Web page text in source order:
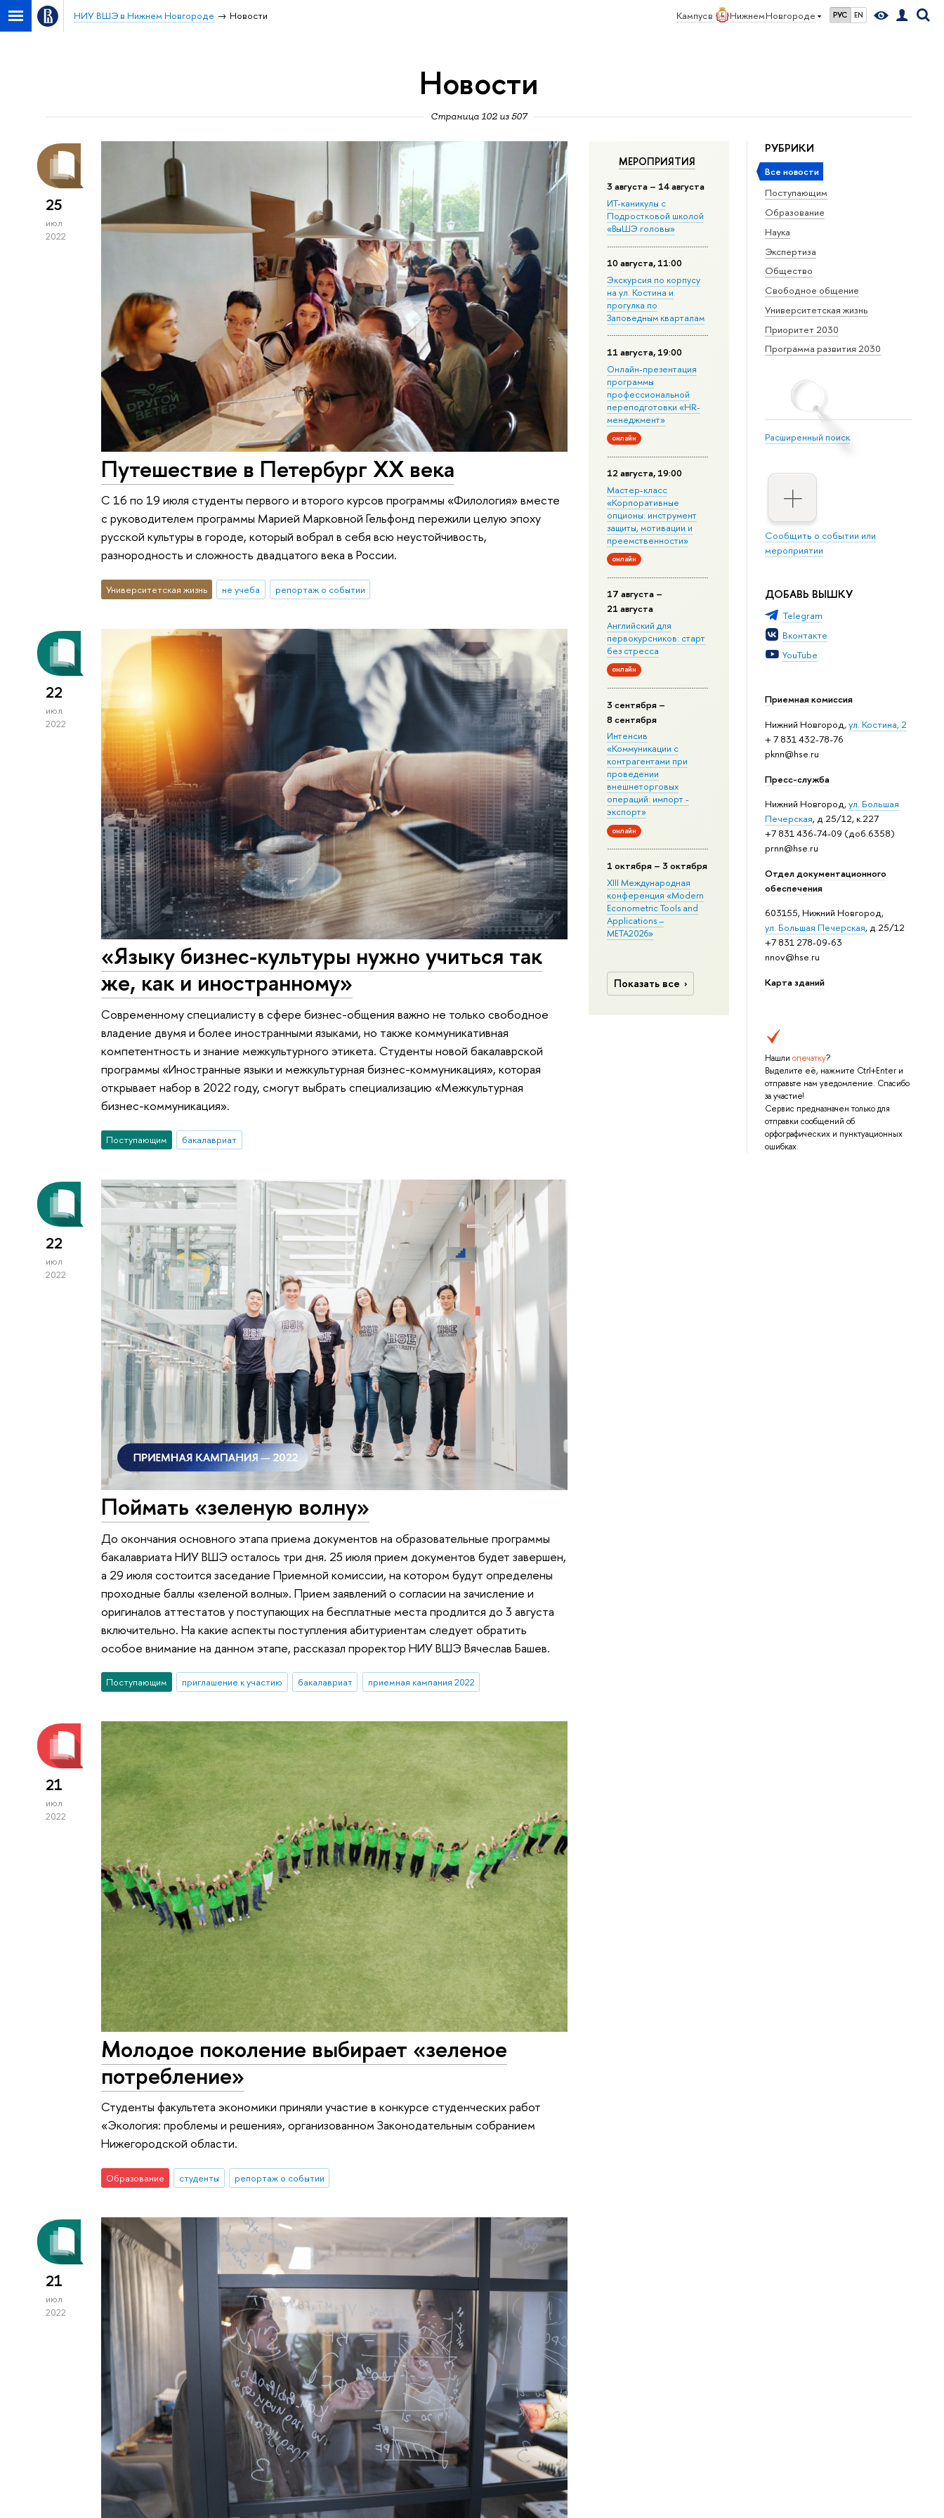
Кампус в Нижнем Новгороде РУС EN
НИУ ВШЭ в Нижнем Новгороде Новости
Новости
Страница 102 из 507
РУБРИКИ
Все новости
Поступающим
Образование
Наука
Экспертиза
Общество
Свободное общение
Университетская жизнь
Приоритет 2030
Программа развития 2030
Расширенный поиск
Сообщить о событии или
мероприятии
ДОБАВЬ ВЫШКУ
Telegram
Вконтакте
YouTube
Приемная комиссия
Нижний Новгород,ул. Костина, 2
+ 7 831 432-78-76
pknn@hse.ru
Пресс-служба
Нижний Новгород,ул. Большая
Печерская, д.25/12, к.227
+7 831 436-74-09 (доб.6358)
prnn@hse.ru
Отдел документационного
обеспечения
603155, Нижний Новгород,
ул. Большая Печерская, д.25/12
+7 831 278-09-63
nnov@hse.ru
Карта зданий
Нашли опечатку?
Выделите её, нажмите Ctrl+Enter и
отправьте нам уведомление. Спасибо
за участие!
Сервис предназначен только для
отправки сообщений об
орфографических и пунктуационных
ошибках.
МЕРОПРИЯТИЯ
3 августа – 14 августа
ИТ-каникулы с
Подростковой школой
«ВыШЭ головы»
10 августа, 11:00
Экскурсия по корпусу
на ул. Костина и
прогулка по
Заповедным кварталам
11 августа, 19:00
Онлайн-презентация
программы
профессиональной
переподготовки «HR-
менеджмент»
онлайн
12 августа, 19:00
Мастер-класс
«Корпоративные
опционы: инструмент
защиты, мотивации и
преемственности»
онлайн
17 августа –
21 августа
Английский для
первокурсников: старт
без стресса
онлайн
3 сентября –
8 сентября
Интенсив
«Коммуникации с
контрагентами при
проведении
внешнеторговых
операций: импорт -
экспорт»
онлайн
1 октября – 3 октября
XIII Международная
конференция «Modern
Econometric Tools and
Applications –
META2026»
Показать все
25
июл
2022
Путешествие в Петербург XX века
С 16 по 19 июля студенты первого и второго курсов программы «Филология» вместе
с руководителем программы Марией Марковной Гельфонд пережили целую эпоху
русской культуры в городе, который вобрал в себя всю неустойчивость,
разнородность и сложность двадцатого века в России.
Университетская жизнь не учеба репортаж о событии
22
июл
2022
«Языку бизнес-культуры нужно учиться так
же, как и иностранному»
Современному специалисту в сфере бизнес-общения важно не только свободное
владение двумя и более иностранными языками, но также коммуникативная
компетентность и знание межкультурного этикета. Студенты новой бакалаврской
программы «Иностранные языки и межкультурная бизнес-коммуникация», которая
открывает набор в 2022 году, смогут выбрать специализацию «Межкультурная
бизнес-коммуникация».
Поступающим бакалавриат
22
июл
2022
Поймать «зеленую волну»
До окончания основного этапа приема документов на образовательные программы
бакалавриата НИУ ВШЭ осталось три дня. 25 июля прием документов будет завершен,
а 29 июля состоится заседание Приемной комиссии, на котором будут определены
проходные баллы «зеленой волны». Прием заявлений о согласии на зачисление и
оригиналов аттестатов у поступающих на бесплатные места продлится до 3 августа
включительно. На какие аспекты поступления абитуриентам следует обратить
особое внимание на данном этапе, рассказал проректор НИУ ВШЭ Вячеслав Башев.
Поступающим приглашение к участию бакалавриат приемная кампания 2022
21
июл
2022
Молодое поколение выбирает «зеленое
потребление»
Студенты факультета экономики приняли участие в конкурсе студенческих работ
«Экология: проблемы и решения», организованном Законодательным собранием
Нижегородской области.
Образование студенты репортаж о событии
21
июл
2022